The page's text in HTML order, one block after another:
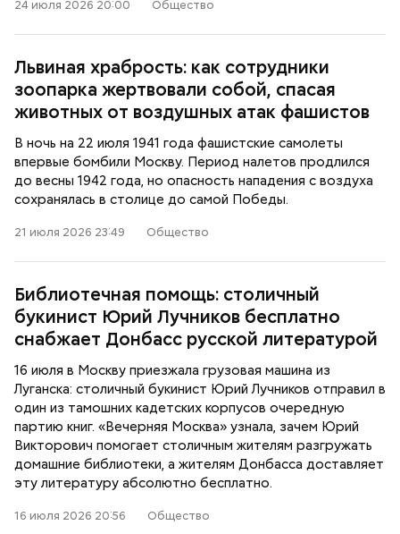
24 июля 2026 20:00 Общество
Львиная храбрость: как сотрудники
зоопарка жертвовали собой, спасая
животных от воздушных атак фашистов
В ночь на 22 июля 1941 года фашистские самолеты
впервые бомбили Москву. Период налетов продлился
до весны 1942 года, но опасность нападения с воздуха
сохранялась в столице до самой Победы.
21 июля 2026 23:49 Общество
Библиотечная помощь: столичный
букинист Юрий Лучников бесплатно
снабжает Донбасс русской литературой
16 июля в Москву приезжала грузовая машина из
Луганска: столичный букинист Юрий Лучников отправил в
один из тамошних кадетских корпусов очередную
партию книг. «Вечерняя Москва» узнала, зачем Юрий
Викторович помогает столичным жителям разгружать
домашние библиотеки, а жителям Донбасса доставляет
эту литературу абсолютно бесплатно.
16 июля 2026 20:56 Общество